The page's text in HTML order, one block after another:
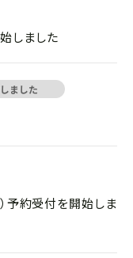
しました
ました
予約受付を開始しま